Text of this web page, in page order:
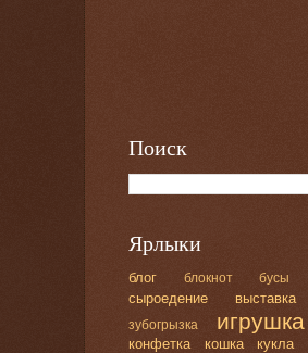
Поиск
Ярлыки
блог блокнот бусы
сыроедение
выставка
зубогрызка игрушка
конфетка
кошка кукла